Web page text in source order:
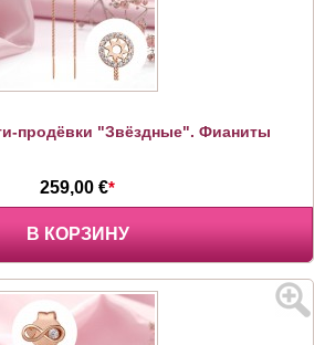
продёвки "Звёздные". Фианиты
259,00 €*
В КОРЗИНУ